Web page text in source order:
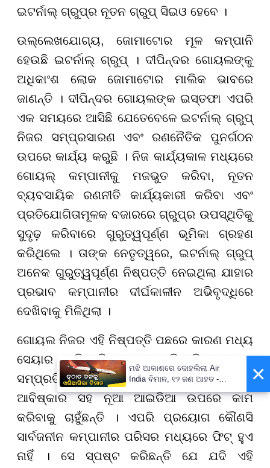
ଇଟର୍ନାଲ୍ ଗ୍ରୁପ୍ର ନୂତନ ଗ୍ରୁପ୍ ସିଇଓ ହେବେ ।
ଉଲ୍ଲେଖଯୋଗ୍ୟ, ଜୋମାଟୋର ମୂଳ କମ୍ପାନି
ହେଉଛି ଇଟର୍ନାଲ୍ ଗ୍ରୁପ୍ । ଦୀପିନ୍ଦର ଗୋୟଲଙ୍କୁ
ଅଧିକାଂଶ ଲୋକ ଜୋମାଟୋର ମାଲିକ ଭାବରେ
ଜାଣନ୍ତି । ଦୀପିନ୍ଦର ଗୋୟଲଙ୍କ ଇସ୍ତଫା ଏପରି
ଏକ ସମୟରେ ଆସିଛି ଯେତେବେଳେ ଇଟର୍ନାଲ୍ ଗ୍ରୁପ୍
ନିଜର ସମ୍ପ୍ରସାରଣ ଏବଂ ରଣନୈତିକ ପୁନର୍ଗଠନ
ଉପରେ କାର୍ଯ୍ୟ କରୁଛି । ନିଜ କାର୍ଯ୍ୟକାଳ ମଧ୍ୟରେ
ଗୋୟଲ୍ କମ୍ପାନୀକୁ ମଜଭୁତ କରିବା, ନୂତନ
ବ୍ୟବସାୟିକ ରଣନୀତି କାର୍ଯ୍ୟକାରୀ କରିବା ଏବଂ
ପ୍ରତିଯୋଗିତାମୂଳକ ବଜାରରେ ଗ୍ରୁପ୍ର ଉପସ୍ଥିତିକୁ
ସୁଦୃଢ଼ କରିବାରେ ଗୁରୁତ୍ୱପୂର୍ଣ୍ଣ ଭୂମିକା ଗ୍ରହଣ
କରିଥିଲେ । ତାଙ୍କ ନେତୃତ୍ୱରେ, ଇଟର୍ନାଲ୍ ଗ୍ରୁପ୍
ଅନେକ ଗୁରୁତ୍ୱପୂର୍ଣ୍ଣ ନିଷ୍ପତ୍ତି ନେଇଥିଲା ଯାହାର
ପ୍ରଭାବ କମ୍ପାନୀର ଦୀର୍ଘକାଳୀନ ଅଭିବୃଦ୍ଧିରେ
ଦେଖିବାକୁ ମିଳିଥିଲା ।
ଗୋୟଲ ନିଜର ଏହି ନିଷ୍ପତ୍ତି ପଛରେ କାରଣ ମଧ୍ୟ
ସେୟାର କରିଛନ୍ତି । ସେ କହିଛନ୍ତି ଯେ ସେ
ସମ୍ପ୍ରତିକ ସମୟରେ ହାଇ ରିସ୍କ, ରିସର୍ଚ୍ଚ ଏବଂ
ଆବିଷ୍କାର ସହ ନୂଆ ଆଇଡିଆ ଉପରେ କାମ
କରିବାକୁ ଚାହୁଁଛନ୍ତି । ଏପରି ପ୍ରୟୋଗ କୌଣସି
ସାର୍ବଜନୀନ କମ୍ପାନୀର ପରିସର ମଧ୍ୟରେ ଫିଟ୍ ହୁଏ
ନାହିଁ । ସେ ସ୍ପଷ୍ଟ କରିଛନ୍ତି ଯେ ଯଦି ଏହି
×
ମଝି ଆକାଶରେ ଦୋହଲିଲା Air
India ବିମାନ, ୧୨ ଜଣ ଆହତ -